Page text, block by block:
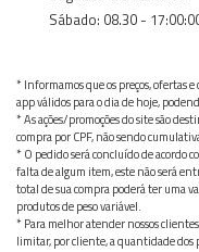
Sábado: 08.30 -
* Informamos que os preços, ofertas
app válidos para o dia de hoje,
* As ações/promoções do site são
compra por CPF, não sendo
* O pedido será concluído de acordo
falta de algum item, este não será
total de sua compra poderá ter uma
produtos de peso variável.
* Para melhor atender nossos
limitar, por cliente, a quantidade dos